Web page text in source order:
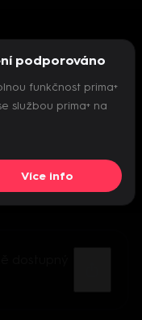
přehrávač
podporováno
funkčnost prima+
službou prima+ na
Více info